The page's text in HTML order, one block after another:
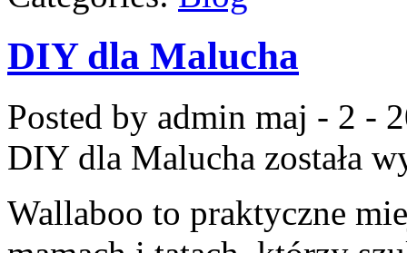
DIY dla Malucha
Posted by admin maj - 2 -
DIY dla Malucha została
Wallaboo to praktyczne